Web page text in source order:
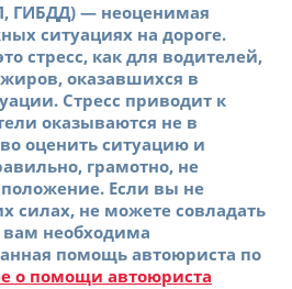
ГИБДД) — неоценимая
ситуациях на дороге.
стресс, как для водителей,
оказавшихся в
Стресс приводит к
оказываются не в
оценить ситуацию и
грамотно, не
положение. Если вы не
силах, не можете совладать
необходима
помощь автоюриста по
о помощи автоюриста